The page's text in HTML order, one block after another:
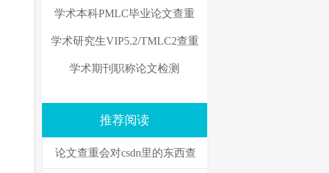
学术本科PMLC毕业论文查重
学术研究生VIP5.2/TMLC2查重
学术期刊职称论文检测
推荐阅读
论文查重会对csdn里的东西查